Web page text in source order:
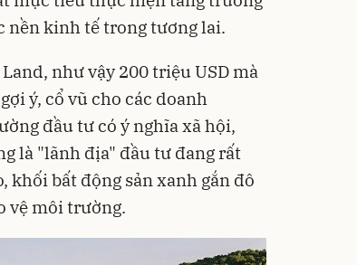
nền kinh tế trong tương lai.
như vậy 200 triệu USD mà
ý, cổ vũ cho các doanh
đầu tư có ý nghĩa xã hội,
là "lãnh địa" đầu tư đang rất
khối bất động sản xanh gắn đô
vệ môi trường.